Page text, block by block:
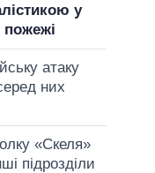
у
пожежі
атаку
них
«Скеля»
підрозділи